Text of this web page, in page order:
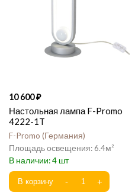
10 600
Настольная лампа F-Promo
4222-1T
F-Promo Германия
6.4
4